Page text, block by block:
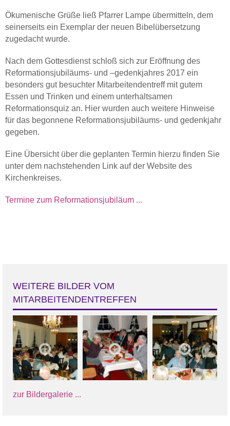
Ökumenische Grüße ließ Pfarrer Lampe übermitteln, dem
seinerseits ein Exemplar der neuen Bibelübersetzung
zugedacht wurde.
Nach dem Gottesdienst schloß sich zur Eröffnung des
Reformationsjubiläums- und –gedenkjahres 2017 ein
besonders gut besuchter Mitarbeitendentreff mit gutem
Essen und Trinken und einem unterhaltsamen
Reformationsquiz an. Hier wurden auch weitere Hinweise
für das begonnene Reformationsjubiläums- und gedenkjahr
gegeben.
Eine Übersicht über die geplanten Termin hierzu finden Sie
unter dem nachstehenden Link auf der Website des
Kirchenkreises.
Termine zum Reformationsjubiläum ...
WEITERE BILDER VOM
MITARBEITENDENTREFFEN
zur Bildergalerie ...